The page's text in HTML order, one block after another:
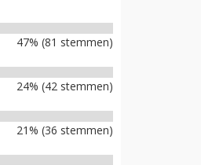
47% (81 stemmen)
24% (42 stemmen)
21% (36 stemmen)